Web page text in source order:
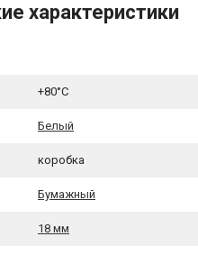
характеристики
+80°C
Белый
коробка
Бумажный
18 мм